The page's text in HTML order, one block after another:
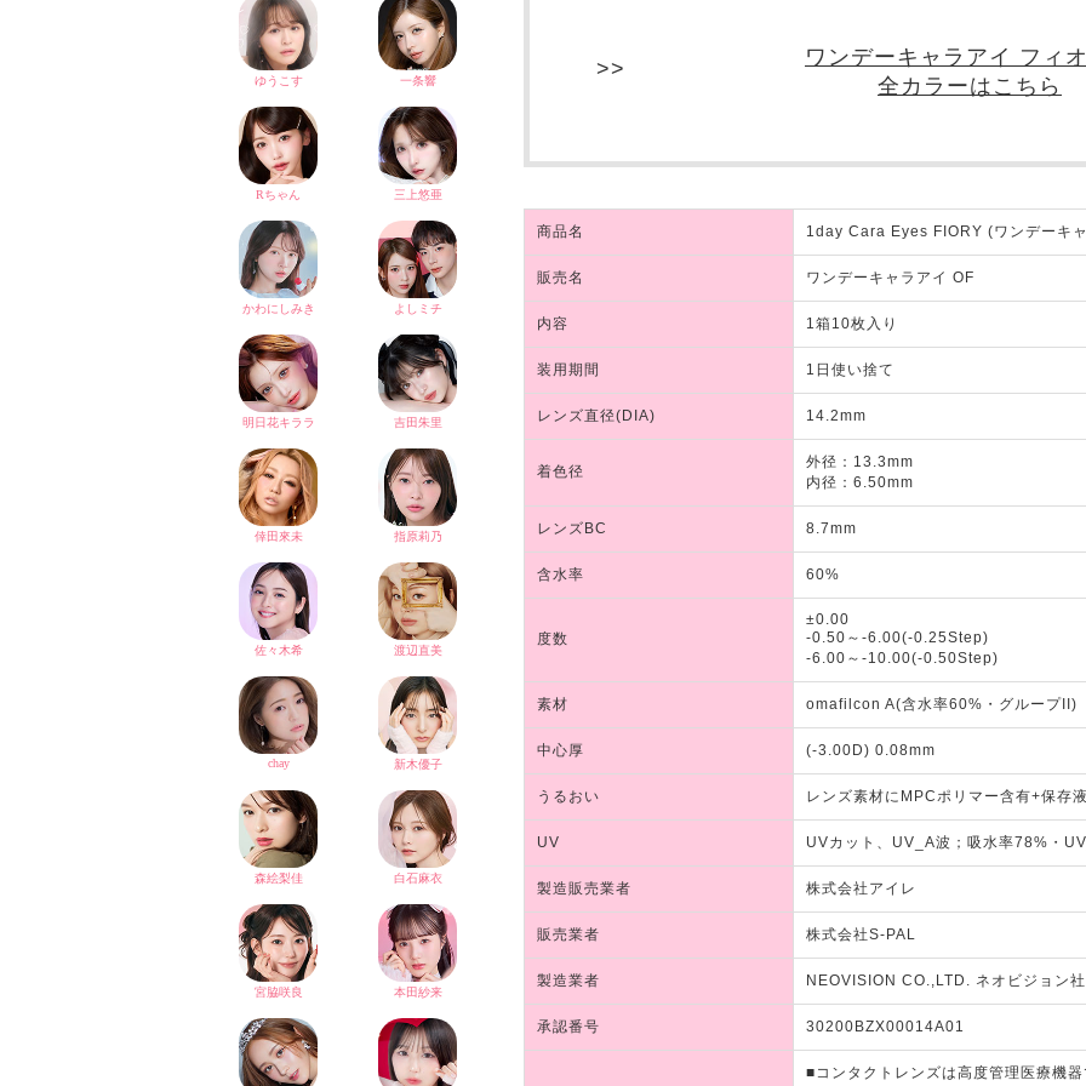
ワンデーキャラアイ フィ
全カラーはこちら
商品名 1day Cara Eyes FIORY (ワンデーキ
販売名 ワンデーキャラアイ OF
内容 1箱10枚入り
装用期間 1日使い捨て
レンズ直径(DIA) 14.2mm
着色径
外径：13.3mm
内径：6.50mm
レンズBC 8.7mm
含水率 60%
度数
±0.00
-0.50～-6.00(-0.25Step)
-6.00～-10.00(-0.50Step)
素材 omafilcon A(含水率60%・グループII)
中心厚 (-3.00D) 0.08mm
うるおい レンズ素材にMPCポリマー含有+保存
UV UVカット、UV_A波；吸水率78%・
製造販売業者 株式会社アイレ
販売業者 株式会社S-PAL
製造業者 NEOVISION CO.,LTD. ネオビジョン社
承認番号 30200BZX00014A01
■コンタクトレンズは高度管理医療機